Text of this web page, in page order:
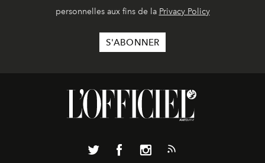
personnelles aux fins de la Privacy Policy